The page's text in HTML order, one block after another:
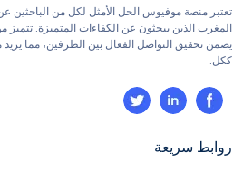
تعتبر منصة موفيوس الحل الأمثل لكل من
المغرب الذين يبحثون عن الكفاءات المتميزة.
يضمن تحقيق التواصل الفعال بين الطرفين، مما
ككل.
روابط سريعة